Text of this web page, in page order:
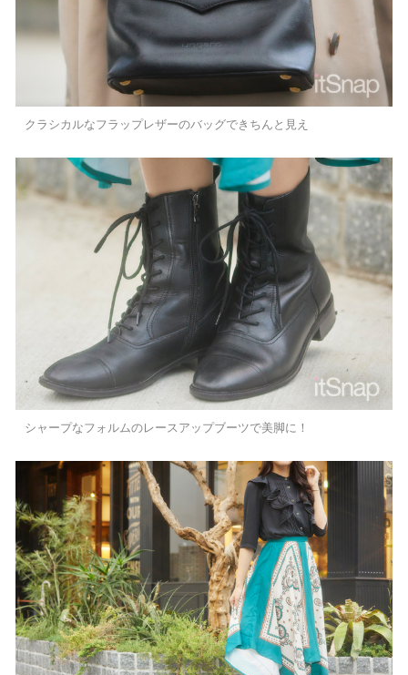
クラシカルなフラップレザーのバッグできちんと見え
シャープなフォルムのレースアップブーツで美脚に！